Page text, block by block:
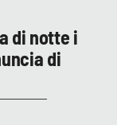
di notte i
di